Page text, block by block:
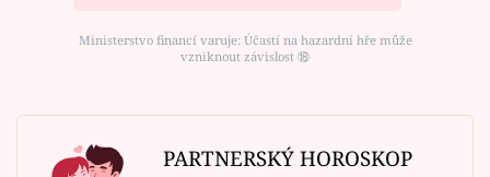
Ministerstvo financí varuje: Účastí na hazardní hře může
vzniknout závislost ⑱
PARTNERSKÝ HOROSKOP